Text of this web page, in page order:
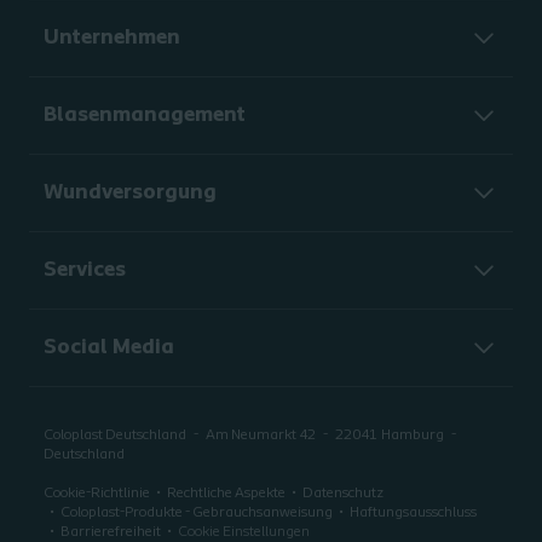
Unternehmen
Blasenmanagement
Wundversorgung
Services
Social Media
Coloplast Deutschland Am Neumarkt 42 22041 Hamburg
Deutschland
Cookie-Richtlinie Rechtliche Aspekte
Datenschutz
Coloplast-Produkte - Gebrauchsanweisung
Haftungsausschluss
Barrierefreiheit
Cookie Einstellungen